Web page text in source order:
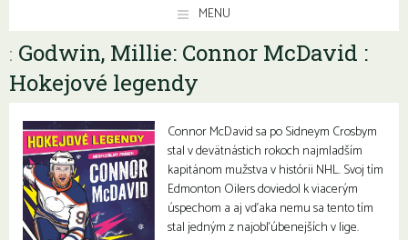
MENU
: Godwin, Millie: Connor McDavid :
Hokejové legendy
Connor McDavid sa po Sidneym Crosbym
stal v devätnástich rokoch najmladším
kapitánom mužstva v histórii NHL. Svoj tím
Edmonton Oilers doviedol k viacerým
úspechom a aj vďaka nemu sa tento tím
stal jedným z najobľúbenejších v lige.